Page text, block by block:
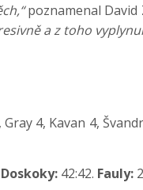
poznamenal David
a z toho
4, Kavan 4,
Doskoky: 42:42. Fauly: